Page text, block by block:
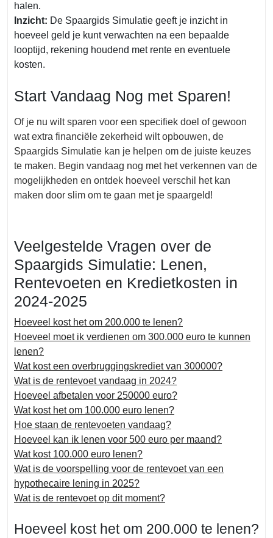
halen.
Inzicht: De Spaargids Simulatie geeft je inzicht in
hoeveel geld je kunt verwachten na een bepaalde
looptijd, rekening houdend met rente en eventuele
kosten.
Start Vandaag Nog met Sparen!
Of je nu wilt sparen voor een specifiek doel of gewoon
wat extra financiële zekerheid wilt opbouwen, de
Spaargids Simulatie kan je helpen om de juiste keuzes
te maken. Begin vandaag nog met het verkennen van de
mogelijkheden en ontdek hoeveel verschil het kan
maken door slim om te gaan met je spaargeld!
Veelgestelde Vragen over de
Spaargids Simulatie: Lenen,
Rentevoeten en Kredietkosten in
2024-2025
Hoeveel kost het om 200.000 te lenen?
Hoeveel moet ik verdienen om 300.000 euro te kunnen
lenen?
Wat kost een overbruggingskrediet van 300000?
Wat is de rentevoet vandaag in 2024?
Hoeveel afbetalen voor 250000 euro?
Wat kost het om 100.000 euro lenen?
Hoe staan de rentevoeten vandaag?
Hoeveel kan ik lenen voor 500 euro per maand?
Wat kost 100.000 euro lenen?
Wat is de voorspelling voor de rentevoet van een
hypothecaire lening in 2025?
Wat is de rentevoet op dit moment?
Hoeveel kost het om 200.000 te lenen?